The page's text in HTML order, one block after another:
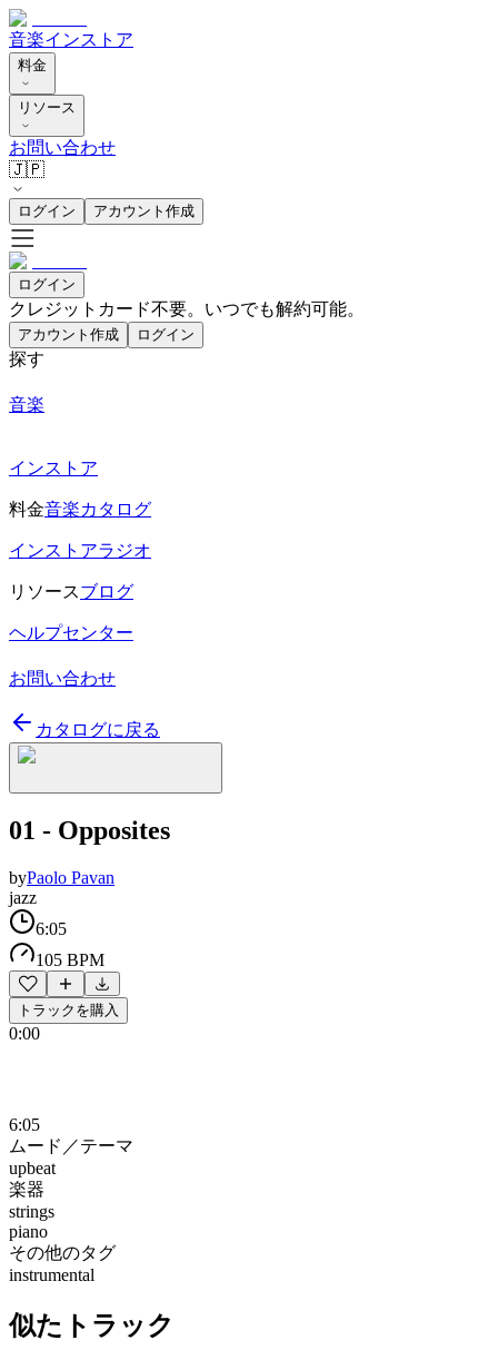
音楽インストア
料金
リソース
お問い合わせ
🇯🇵
ログイン アカウント作成
ログイン
クレジットカード不要。いつでも解約可能。
アカウント作成 ログイン
探す
音楽
インストア
料金音楽カタログ
インストアラジオ
リソースブログ
ヘルプセンター
お問い合わせ
カタログに戻る
01 - Opposites
byPaolo Pavan
jazz
6:05
105 BPM
トラックを購入
0:00
6:05
ムード／テーマ
upbeat
楽器
strings
piano
その他のタグ
instrumental
似たトラック